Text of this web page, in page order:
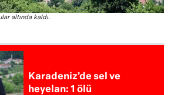
altında kaldı.
Karadeniz’de sel ve
heyelan: 1 ölü